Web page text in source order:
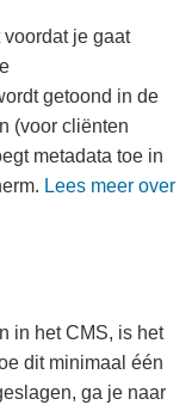
je gaat
getoond in de
(voor cliënten
metadata toe in
Lees meer over
in het CMS, is het
dit minimaal één
ga je naar